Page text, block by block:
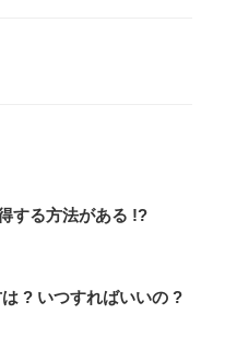
する方法がある !?
? いつすればいいの ?